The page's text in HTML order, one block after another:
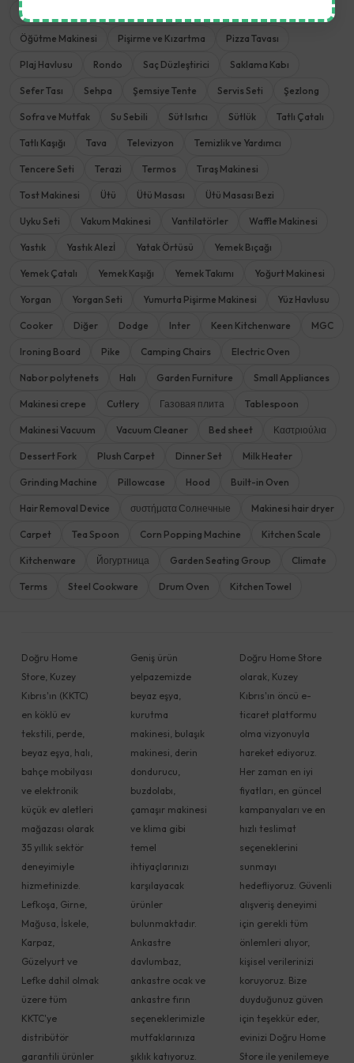
Mutfak Robotu
Öğütme Makinesi Pişirme ve Kızartma Pizza Tavası
Plaj Havlusu Rondo Saç Düzleştirici Saklama Kabı
Sefer Tası Sehpa Şemsiye Tente Servis Seti Şezlong
Sofra ve Mutfak Su Sebili Süt Isıtıcı Sütlük Tatlı Çatalı
Tatlı Kaşığı Tava Televizyon Temizlik ve Yardımcı
Tencere Seti Terazi Termos Tıraş Makinesi
Tost Makinesi Ütü Ütü Masası Ütü Masası Bezi
Uyku Seti Vakum Makinesi Vantilatörler Waffle Makinesi
Yastık Yastık Alezİ Yatak Örtüsü Yemek Bıçağı
Yemek Çatalı Yemek Kaşığı Yemek Takımı Yoğurt Makinesi
Yorgan Yorgan Seti Yumurta Pişirme Makinesi Yüz Havlusu
Cooker Diğer Dodge Inter Keen Kitchenware MGC
Ironing Board Pike Camping Chairs Electric Oven
Nabor polytenets Halı Garden Furniture Small Appliances
Makinesi crepe Cutlery Газовая плита Tablespoon
Makinesi Vacuum Vacuum Cleaner Bed sheet Καστριούλια
Dessert Fork Plush Carpet Dinner Set Milk Heater
Grinding Machine Pillowcase Hood Built-in Oven
Hair Removal Device συστήματα Солнечные Makinesi hair dryer
Carpet Tea Spoon Corn Popping Machine Kitchen Scale
Kitchenware Йогуртница Garden Seating Group Climate
Terms Steel Cookware Drum Oven Kitchen Towel
Doğru Home
Store, Kuzey
Kıbrıs'ın (KKTC)
en köklü ev
tekstili, perde,
beyaz eşya, halı,
bahçe mobilyası
ve elektronik
küçük ev aletleri
mağazası olarak
35 yıllık sektör
deneyimiyle
hizmetinizde.
Lefkoşa, Girne,
Mağusa, İskele,
Karpaz,
Güzelyurt ve
Lefke dahil olmak
üzere tüm
KKTC'ye
distribütör
garantili ürünler
Geniş ürün
yelpazemizde
beyaz eşya,
kurutma
makinesi, bulaşık
makinesi, derin
dondurucu,
buzdolabı,
çamaşır makinesi
ve klima gibi
temel
ihtiyaçlarınızı
karşılayacak
ürünler
bulunmaktadır.
Ankastre
davlumbaz,
ankastre ocak ve
ankastre fırın
seçeneklerimizle
mutfaklarınıza
şıklık katıyoruz.
Doğru Home Store
olarak, Kuzey
Kıbrıs'ın öncü e-
ticaret platformu
olma vizyonuyla
hareket ediyoruz.
Her zaman en iyi
fiyatları, en güncel
kampanyaları ve en
hızlı teslimat
seçeneklerini
sunmayı
hedefliyoruz. Güvenli
alışveriş deneyimi
için gerekli tüm
önlemleri alıyor,
kişisel verilerinizi
koruyoruz. Bize
duyduğunuz güven
için teşekkür eder,
evinizi Doğru Home
Store ile yenilemeye